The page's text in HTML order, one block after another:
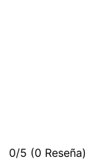
0/5 (0 Reseña)